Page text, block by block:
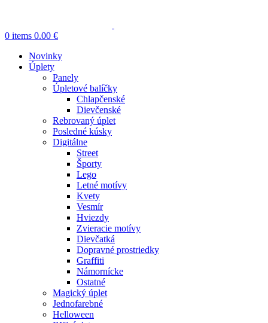
0 items 0.00 €
Novinky
Úplety
Panely
Úpletové balíčky
Chlapčenské
Dievčenské
Rebrovaný úplet
Posledné kúsky
Digitálne
Street
Športy
Lego
Letné motívy
Kvety
Vesmír
Hviezdy
Zvieracie motívy
Dievčatká
Dopravné prostriedky
Graffiti
Námornícke
Ostatné
Magický úplet
Jednofarebné
Helloween